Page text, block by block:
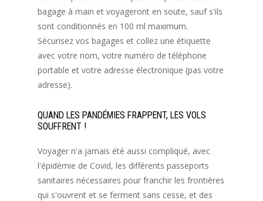
bagage à main et voyageront en soute, sauf s'ils
sont conditionnés en 100 ml maximum.
Sécurisez vos bagages et collez une étiquette
avec votre nom, votre numéro de téléphone
portable et votre adresse électronique (pas votre
adresse).
QUAND LES PANDÉMIES FRAPPENT, LES VOLS
SOUFFRENT !
Voyager n'a jamais été aussi compliqué, avec
l'épidémie de Covid, les différents passeports
sanitaires nécessaires pour franchir les frontières
qui s'ouvrent et se ferment sans cesse, et des